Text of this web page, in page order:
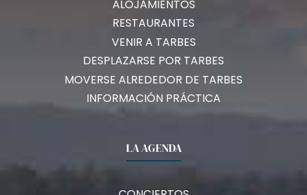
ALOJAMIENTOS
RESTAURANTES
VENIR A TARBES
DESPLAZARSE POR TARBES
MOVERSE ALREDEDOR DE TARBES
INFORMACIÓN PRÁCTICA
LA AGENDA